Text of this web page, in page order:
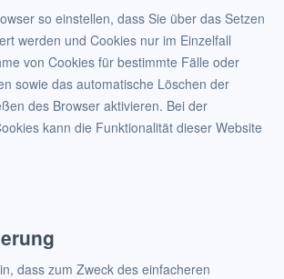
so einstellen, dass Sie über das Setzen
werden und Cookies nur im Einzelfall
von Cookies für bestimmte Fälle oder
sowie das automatische Löschen der
des Browser aktivieren. Bei der
kann die Funktionalität dieser Website
dass zum Zweck des einfacheren